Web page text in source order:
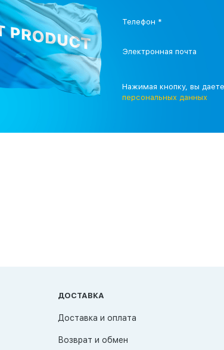
Телефон *
Электронная почта
Нажимая кнопку, вы
персональных данных
ДОСТАВКА
Доставка и оплата
Возврат и обмен